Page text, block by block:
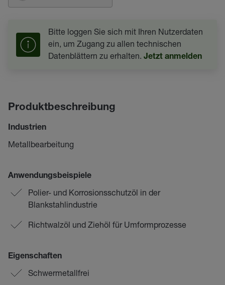
Bitte loggen Sie sich mit Ihren Nutzerdaten
ein, um Zugang zu allen technischen
Datenblättern zu erhalten. Jetzt anmelden
Produktbeschreibung
Industrien
Metallbearbeitung
Anwendungsbeispiele
Polier- und Korrosionsschutzöl in der
Blankstahlindustrie
Richtwalzöl und Ziehöl für Umformprozesse
Eigenschaften
Schwermetallfrei